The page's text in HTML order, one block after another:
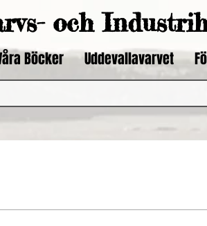
och
Böcker Uddevallavarvet